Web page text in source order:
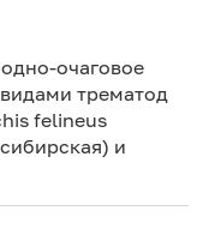
очаговое
трематод
felineus
и